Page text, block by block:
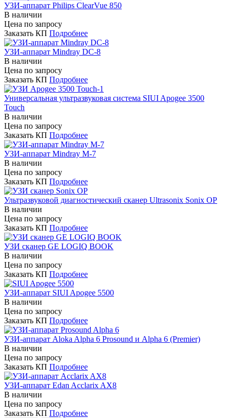
УЗИ-аппарат Philips ClearVue 850
В наличии
Цена по запросу
Заказать КП Подробнее
УЗИ-аппарат Mindray DC-8
В наличии
Цена по запросу
Заказать КП Подробнее
Универсальная ультразвуковая система SIUI Apogee 3500
Touch
В наличии
Цена по запросу
Заказать КП Подробнее
УЗИ-аппарат Mindray M-7
В наличии
Цена по запросу
Заказать КП Подробнее
Ультразвуковой диагностический сканер Ultrasonix Sonix OP
В наличии
Цена по запросу
Заказать КП Подробнее
УЗИ сканер GE LOGIQ BOOK
В наличии
Цена по запросу
Заказать КП Подробнее
УЗИ-аппарат SIUI Apogee 5500
В наличии
Цена по запросу
Заказать КП Подробнее
УЗИ-аппарат Aloka Alpha 6 Prosound и Alpha 6 (Premier)
В наличии
Цена по запросу
Заказать КП Подробнее
УЗИ-аппарат Edan Acclarix AX8
В наличии
Цена по запросу
Заказать КП Подробнее